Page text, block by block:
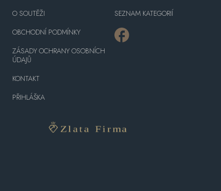
O SOUTĚŽI
OBCHODNÍ PODMÍNKY
ZÁSADY OCHRANY OSOBNÍCH
ÚDAJŮ
KONTAKT
PŘIHLÁŠKA
SEZNAM KATEGORIÍ